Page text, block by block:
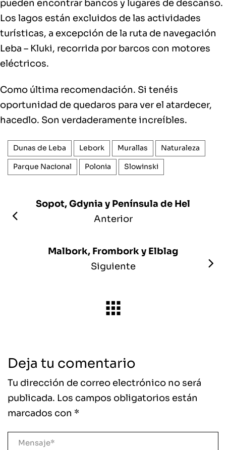
pueden encontrar bancos y lugares de descanso.
Los lagos están excluidos de las actividades
turísticas, a excepción de la ruta de navegación
Leba – Kluki, recorrida por barcos con motores
eléctricos.
Como última recomendación. Si tenéis
oportunidad de quedaros para ver el atardecer,
hacedlo. Son verdaderamente increíbles.
Dunas de Leba Lebork Murallas Naturaleza
Parque Nacional Polonia Slowinski
Sopot, Gdynia y Península de Hel
Anterior
Malbork, Frombork y Elblag
Siguiente
Deja tu comentario
Tu dirección de correo electrónico no será
publicada. Los campos obligatorios están
marcados con *